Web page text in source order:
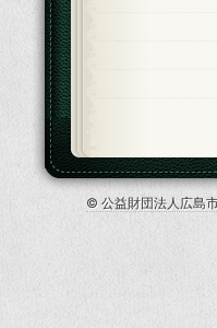
© 公益財団法人広島